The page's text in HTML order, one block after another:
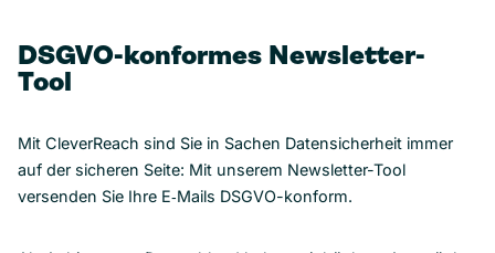
DSGVO-konformes Newsletter-
Tool
Mit CleverReach sind Sie in Sachen Datensicherheit immer
auf der sicheren Seite: Mit unserem Newsletter-Tool
versenden Sie Ihre E‑Mails DSGVO-konform.